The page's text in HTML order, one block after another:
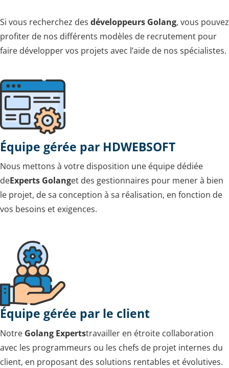
Si vous recherchez des développeurs Golang, vous pouvez
profiter de nos différents modèles de recrutement pour
faire développer vos projets avec l’aide de nos spécialistes.
Équipe gérée par HDWEBSOFT
Nous mettons à votre disposition une équipe dédiée
deExperts Golanget des gestionnaires pour mener à bien
le projet, de sa conception à sa réalisation, en fonction de
vos besoins et exigences.
Équipe gérée par le client
Notre Golang Expertstravailler en étroite collaboration
avec les programmeurs ou les chefs de projet internes du
client, en proposant des solutions rentables et évolutives.